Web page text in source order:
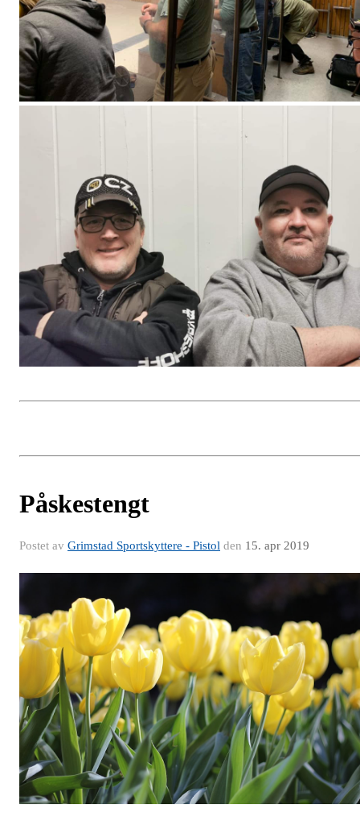
Påskestengt
Postet av Grimstad Sportskyttere - Pistol den 15. apr 2019